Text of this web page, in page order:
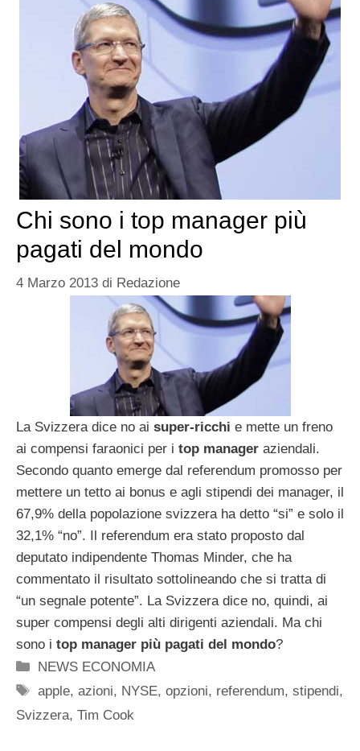
Chi sono i top manager più
pagati del mondo
4 Marzo 2013 di Redazione
La Svizzera dice no ai super-ricchi e mette un freno
ai compensi faraonici per i top manager aziendali.
Secondo quanto emerge dal referendum promosso per
mettere un tetto ai bonus e agli stipendi dei manager, il
67,9% della popolazione svizzera ha detto “si” e solo il
32,1% “no”. Il referendum era stato proposto dal
deputato indipendente Thomas Minder, che ha
commentato il risultato sottolineando che si tratta di
“un segnale potente”. La Svizzera dice no, quindi, ai
super compensi degli alti dirigenti aziendali. Ma chi
sono i top manager più pagati del mondo?
Categorie
NEWS ECONOMIA
Tag
apple,azioni, NYSE,opzioni, referendum,stipendi,
Svizzera, Tim Cook